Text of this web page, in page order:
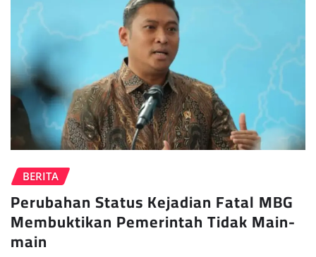
BERITA
Perubahan Status Kejadian Fatal MBG
Membuktikan Pemerintah Tidak Main-
main